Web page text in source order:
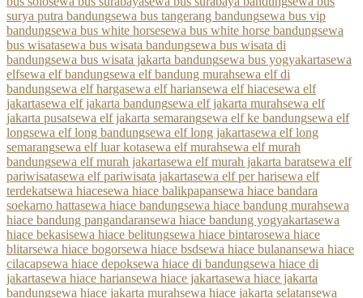
surya putra bandungsewa bus tangerang bandungsewa bus vip
bandungsewa bus white horsesewa bus white horse bandungsewa
bus wisatasewa bus wisata bandungsewa bus wisata di
bandungsewa bus wisata jakarta bandungsewa bus yogyakartasewa
elfsewa elf bandungsewa elf bandung murahsewa elf di
bandungsewa elf hargasewa elf hariansewa elf hiacesewa elf
jakartasewa elf jakarta bandungsewa elf jakarta murahsewa elf
jakarta pusatsewa elf jakarta semarangsewa elf ke bandungsewa elf
longsewa elf long bandungsewa elf long jakartasewa elf long
semarangsewa elf luar kotasewa elf murahsewa elf murah
bandungsewa elf murah jakartasewa elf murah jakarta baratsewa elf
pariwisatasewa elf pariwisata jakartasewa elf per harisewa elf
terdekatsewa hiacesewa hiace balikpapansewa hiace bandara
soekarno hattasewa hiace bandungsewa hiace bandung murahsewa
hiace bandung pangandaransewa hiace bandung yogyakartasewa
hiace bekasisewa hiace belitungsewa hiace bintarosewa hiace
blitarsewa hiace bogorsewa hiace bsdsewa hiace bulanansewa hiace
cilacapsewa hiace depoksewa hiace di bandungsewa hiace di
jakartasewa hiace hariansewa hiace jakartasewa hiace jakarta
bandungsewa hiace jakarta murahsewa hiace jakarta selatansewa